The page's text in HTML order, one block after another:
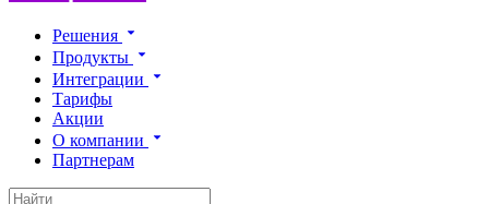
Решения
Продукты
Интеграции
Тарифы
Акции
О компании
Партнерам